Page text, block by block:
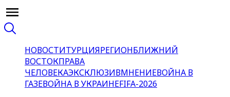
НОВОСТИТУРЦИЯРЕГИОНБЛИЖНИЙ
ВОСТОКПРАВА
ЧЕЛОВЕКАЭКСКЛЮЗИВМНЕНИЕВОЙНА В
ГАЗЕВОЙНА В УКРАИНЕFIFA-2026